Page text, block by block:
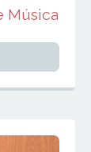
Música